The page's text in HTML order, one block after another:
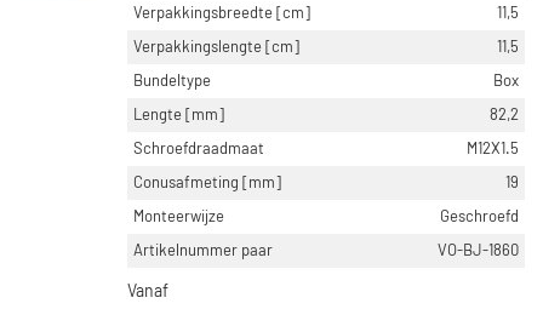
Verpakkingsbreedte [cm]
11,5
Verpakkingslengte [cm]
11,5
Bundeltype
Box
Lengte [mm]
82,2
Schroefdraadmaat
M12X1.5
Conusafmeting [mm]
19
Monteerwijze
Geschroefd
Artikelnummer paar
VO-BJ-1860
Vanaf